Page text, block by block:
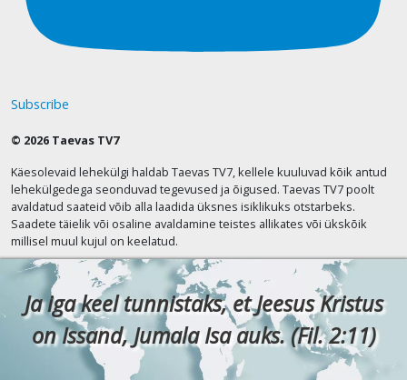
Subscribe
© 2026 Taevas TV7
Käesolevaid lehekülgi haldab Taevas TV7, kellele kuuluvad kõik antud
lehekülgedega seonduvad tegevused ja õigused. Taevas TV7 poolt
avaldatud saateid võib alla laadida üksnes isiklikuks otstarbeks.
Saadete täielik või osaline avaldamine teistes allikates või ükskõik
millisel muul kujul on keelatud.
Ja iga keel tunnistaks, et Jeesus Kristus
on Issand, Jumala Isa auks. (Fil. 2:11)